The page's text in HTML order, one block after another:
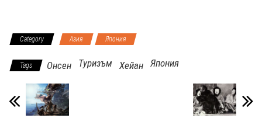
Category Азия Япония
Tags Онсен Туризъм Хейан Япония